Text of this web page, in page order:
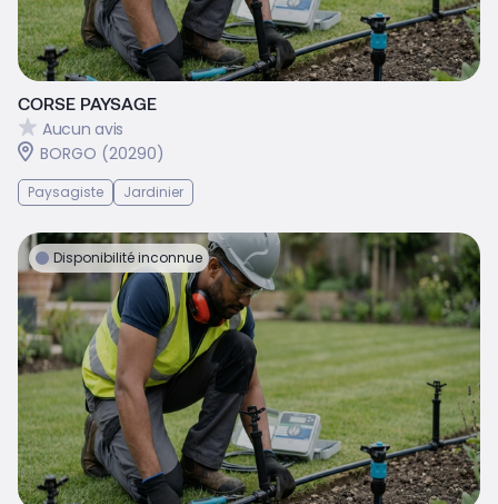
CORSE PAYSAGE
Aucun avis
BORGO (20290)
Paysagiste Jardinier
Disponibilité inconnue